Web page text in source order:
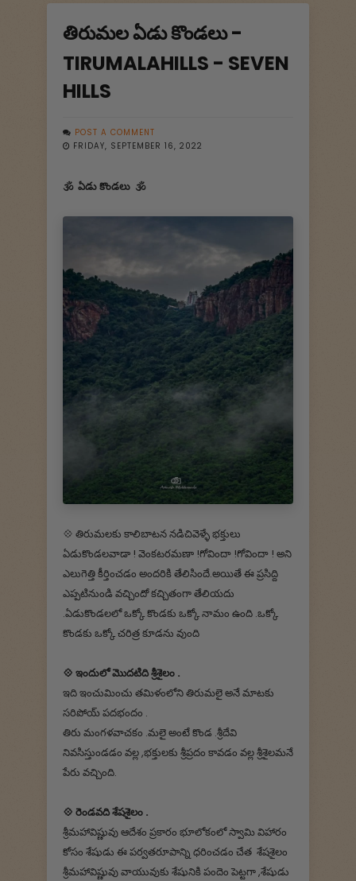
తిరుమల ఏడు కొండలు -
TIRUMALAHILLS - SEVEN
HILLS
POST A COMMENT
FRIDAY, SEPTEMBER 16, 2022
🕉 ఏడు కొండలు 🕉
💠 తిరుమలకు కాలిబాటన నడిచివెళ్ళే భక్తులు
ఏడుకొండలవాడా ! వెంకటరమణా !గోవిందా !గోవిందా ! అని
ఎలుగెత్తి కీర్తించడం అందరికి తేలిసిందే.అయితే ఈ ప్రసిద్ది
ఎప్పటినుండి వచ్చిందో కచ్చితంగా తేలియదు
.ఏడుకొండలలో ఒక్కో కొండకు ఒక్కో నామం ఉంది .ఒక్కో
కొండకు ఒక్కో చరిత్ర కూడను వుంది
💠 ఇందులో మొదటిది శ్రీశైలం .
ఇది ఇంచుమించు తమిళంలోని తిరుమలై అనే మాటకు
సరిపోయ్ పదభందం .
తిరు మంగళవాచకం .మలై అంటే కొండ .శ్రీదేవి
నివసిస్తుండడం వల్ల ,భక్తులకు శ్రీప్రదం కావడం వల్ల శ్రీశైలమనే
పేరు వచ్చింది.
💠 రెండవది శేషశైలం .
శ్రీమహావిష్ణువు ఆదేశం ప్రకారం భూలోకంలో స్వామి విహారం
కోసం శేషుడు ఈ పర్వతరూపాన్ని ధరించడం చేత శేషశైలం
శ్రీమహావిష్ణువు వాయువుకు శేషునికి పందెం పెట్టగా ,శేషుడు